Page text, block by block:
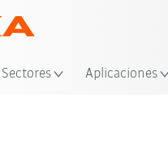
Sectores Aplicaciones